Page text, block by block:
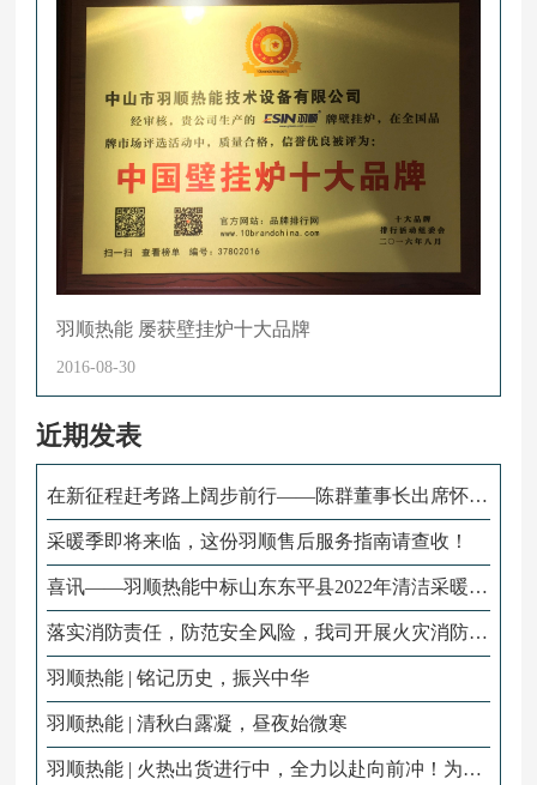
羽顺热能 屡获壁挂炉十大品牌
2016-08-30
近期发表
在新征程赶考路上阔步前行——陈群董事长出席怀化
市六届人大二次会议
采暖季即将来临，这份羽顺售后服务指南请查收！
喜讯——羽顺热能中标山东东平县2022年清洁采暖项
目！
落实消防责任，防范安全风险，我司开展火灾消防演
练！
羽顺热能 | 铭记历史，振兴中华
羽顺热能 | 清秋白露凝，昼夜始微寒
羽顺热能 | 火热出货进行中，全力以赴向前冲！为冬